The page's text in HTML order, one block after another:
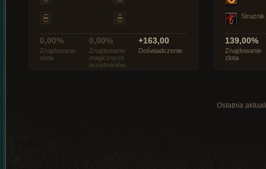
0,00%
Znajdowanie
złota
0,00%
Znajdowanie
magicznych
przedmiotów
+163,00
Doświadczenie
Strażnik
139,00%
Znajdowanie
złota
Ostatnia